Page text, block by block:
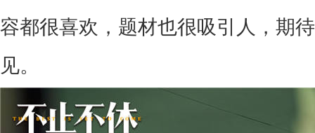
容都很喜欢，题材也很吸引人，期
见。